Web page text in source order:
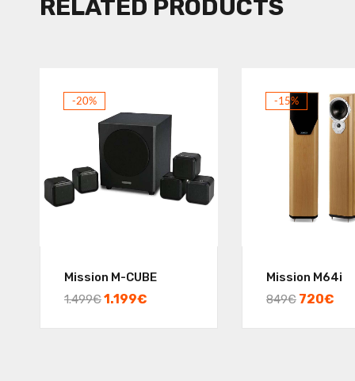
RELATED PRODUCTS
-20%
Mission M-CUBE
1.499€1.199€
-15%
Mission M64i
849€ 720€